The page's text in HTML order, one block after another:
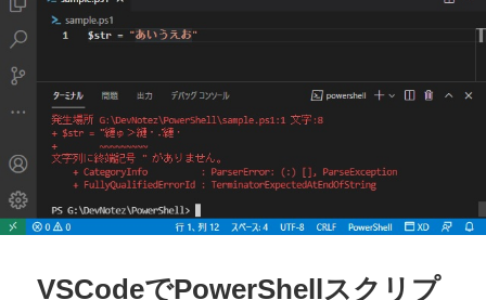
VSCodeでPowerShellスクリプ